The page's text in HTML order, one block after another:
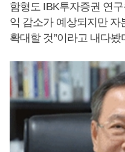
함형도 IBK투자증권 연
익 감소가 예상되지만
확대할 것”이라고 내다봤